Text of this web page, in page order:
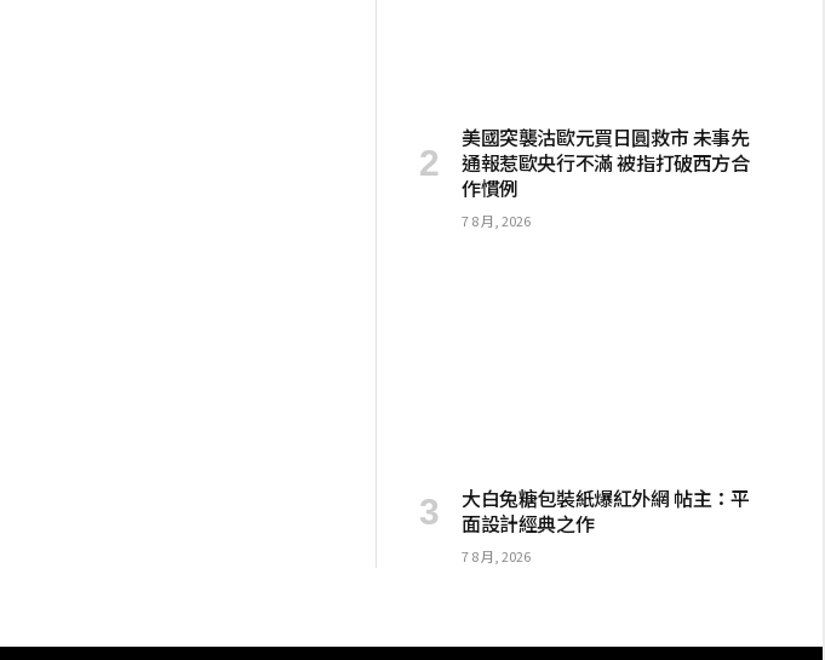
美國突襲沽歐元買日圓救市 未事先
通報惹歐央行不滿 被指打破西方合
作慣例
7 8 月, 2026
大白兔糖包裝紙爆紅外網 帖主：平
面設計經典之作
7 8 月, 2026